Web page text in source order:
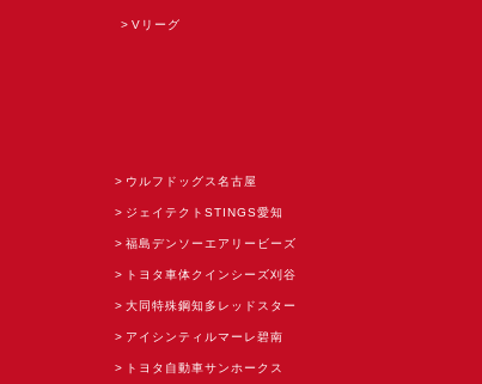
Vリーグ
ウルフドッグス名古屋
ジェイテクトSTINGS愛知
福島デンソーエアリービーズ
トヨタ車体クインシーズ刈谷
大同特殊鋼知多レッドスター
アイシンティルマーレ碧南
トヨタ自動車サンホークス